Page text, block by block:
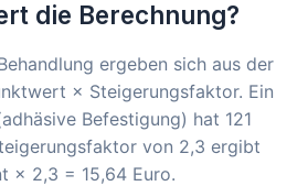
die Berechnung?
ergeben sich aus der
× Steigerungsfaktor. Ein
Befestigung) hat 121
von 2,3 ergibt
× 2,3 = 15,64 Euro.